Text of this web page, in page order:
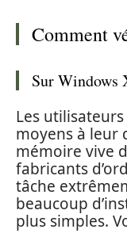
Comment
Sur Windows
Les
moyens à leur
mémoire vive
fabricants
tâche
beaucoup
plus simples.